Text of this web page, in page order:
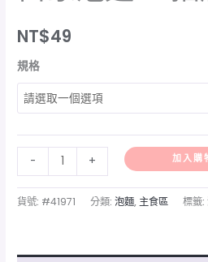
NT$49
規格
- + 加入購
貨號: #41971 分類:泡麵, 主食區 標籤: